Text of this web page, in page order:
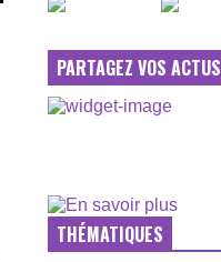
PARTAGEZ VOS ACTUS
THÉMATIQUES